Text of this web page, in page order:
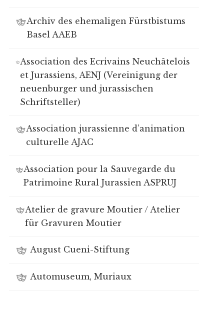
Archiv des ehemaligen Fürstbistums
Basel AAEB
Association des Ecrivains Neuchâtelois
et Jurassiens, AENJ (Vereinigung der
neuenburger und jurassischen
Schriftsteller)
Association jurassienne d’animation
culturelle AJAC
Association pour la Sauvegarde du
Patrimoine Rural Jurassien ASPRUJ
Atelier de gravure Moutier / Atelier
für Gravuren Moutier
August Cueni-Stiftung
Automuseum, Muriaux